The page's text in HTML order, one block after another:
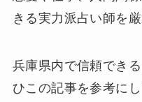
きる実力派占い師を厳
兵庫県内で信頼でき
ひこの記事を参考に